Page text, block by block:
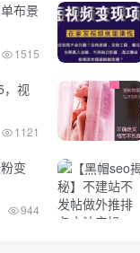
布景
1515
，视
1121
变
944